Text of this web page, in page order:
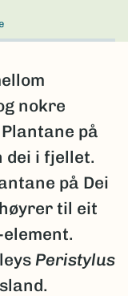
nokre
på
dei i fjellet.
på Dei
til eit
Peristylus